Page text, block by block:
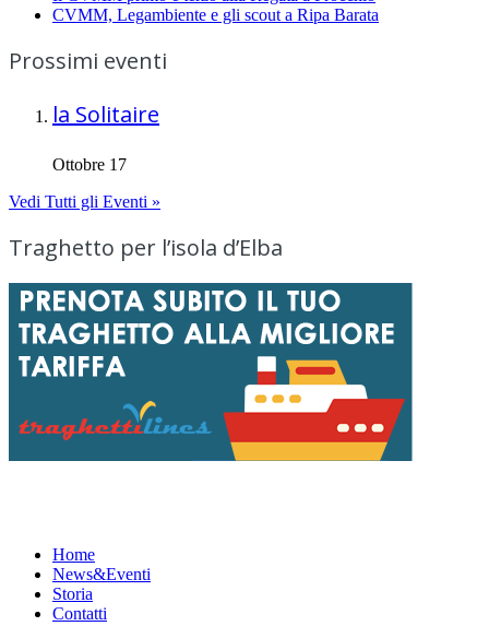
CVMM, Legambiente e gli scout a Ripa Barata
Prossimi eventi
la Solitaire
Ottobre 17
Vedi Tutti gli Eventi »
Traghetto per l’isola d’Elba
Home
News&Eventi
Storia
Contatti